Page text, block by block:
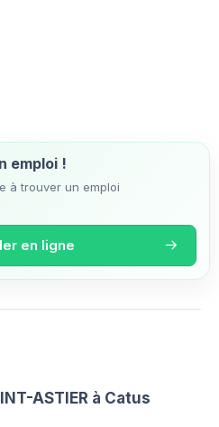
emploi !
à trouver un emploi
en ligne
ASTIER à Catus